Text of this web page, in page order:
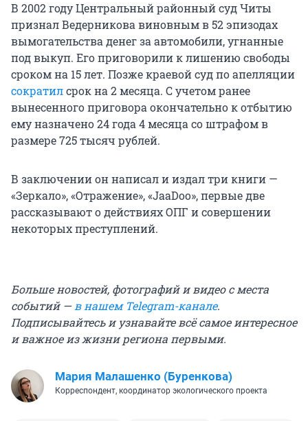
В 2002 году Центральный районный суд Читы
признал Ведерникова виновным в 52 эпизодах
вымогательства денег за автомобили, угнанные
под выкуп. Его приговорили к лишению свободы
сроком на 15 лет. Позже краевой суд по апелляции
сократилсрок на 2 месяца. С учетом ранее
вынесенного приговора окончательно к отбытию
ему назначено 24 года 4 месяца со штрафом в
размере 725 тысяч рублей.
В заключении он написал и издал три книги —
«Зеркало», «Отражение», «JaaDoo», первые две
рассказывают о действиях ОПГ и совершении
некоторых преступлений.
Больше новостей, фотографий и видео с места
событий —в нашем Telegram-канале.
Подписывайтесь и узнавайте всё самое интересное
и важное из жизни региона первыми.
Мария Малашенко (Буренкова)
Корреспондент, координатор экологического проекта